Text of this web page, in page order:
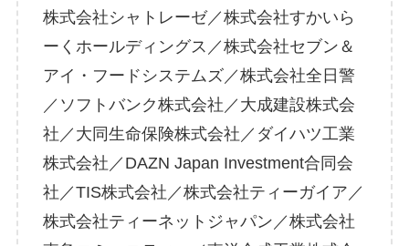
株式会社シャトレーゼ／株式会社すかいら
ーくホールディングス／株式会社セブン＆
アイ・フードシステムズ／株式会社全日警
／ソフトバンク株式会社／大成建設株式会
社／大同生命保険株式会社／ダイハツ工業
株式会社／DAZN Japan Investment合同会
社／TIS株式会社／株式会社ティーガイア／
株式会社ティーネットジャパン／株式会社